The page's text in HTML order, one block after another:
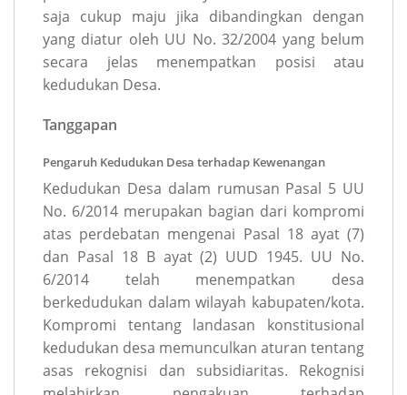
saja cukup maju jika dibandingkan dengan
yang diatur oleh UU No. 32/2004 yang belum
secara jelas menempatkan posisi atau
kedudukan Desa.
Tanggapan
Pengaruh Kedudukan Desa terhadap Kewenangan
Kedudukan Desa dalam rumusan Pasal 5 UU
No. 6/2014 merupakan bagian dari kompromi
atas perdebatan mengenai Pasal 18 ayat (7)
dan Pasal 18 B ayat (2) UUD 1945. UU No.
6/2014 telah menempatkan desa
berkedudukan dalam wilayah kabupaten/kota.
Kompromi tentang landasan konstitusional
kedudukan desa memunculkan aturan tentang
asas rekognisi dan subsidiaritas. Rekognisi